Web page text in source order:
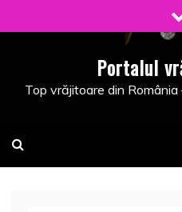
to
Portalul
Top vrăjitoare din